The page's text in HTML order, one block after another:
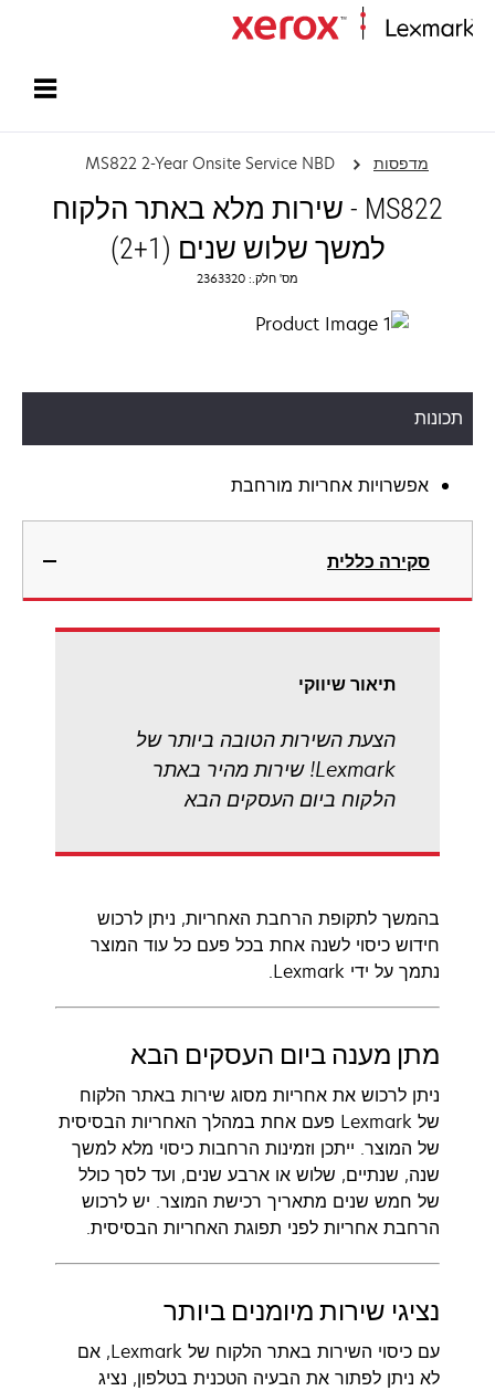
מדפסות MS822 2-Year Onsite Service NBD
MS822 - שירות מלא באתר הלקוח
למשך שלוש שנים (2+1)
מס' חלק.: 2363320
תכונות
אפשרויות אחריות מורחבת
סקירה כללית
תיאור שיווקי
הצעת השירות הטובה ביותר של
Lexmark! שירות מהיר באתר
הלקוח ביום העסקים הבא
בהמשך לתקופת הרחבת האחריות, ניתן לרכוש
חידוש כיסוי לשנה אחת בכל פעם כל עוד המוצר
נתמך על ידי Lexmark.
מתן מענה ביום העסקים הבא
ניתן לרכוש את אחריות מסוג שירות באתר הלקוח
של Lexmark פעם אחת במהלך האחריות הבסיסית
של המוצר. ייתכן וזמינות הרחבות כיסוי מלא למשך
שנה, שנתיים, שלוש או ארבע שנים, ועד לסך כולל
של חמש שנים מתאריך רכישת המוצר. יש לרכוש
הרחבת אחריות לפני תפוגת האחריות הבסיסית.
נציגי שירות מיומנים ביותר
עם כיסוי השירות באתר הלקוח של Lexmark, אם
לא ניתן לפתור את הבעיה הטכנית בטלפון, נציג